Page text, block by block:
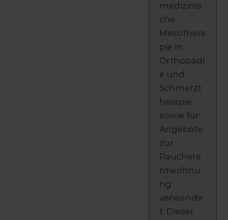
medizinis
che
Mesothera
pie in
Orthopädi
e und
Schmerzt
herapie
sowie für
Angebote
zur
Rauchere
ntwöhnu
ng
verwende
t. Dieser